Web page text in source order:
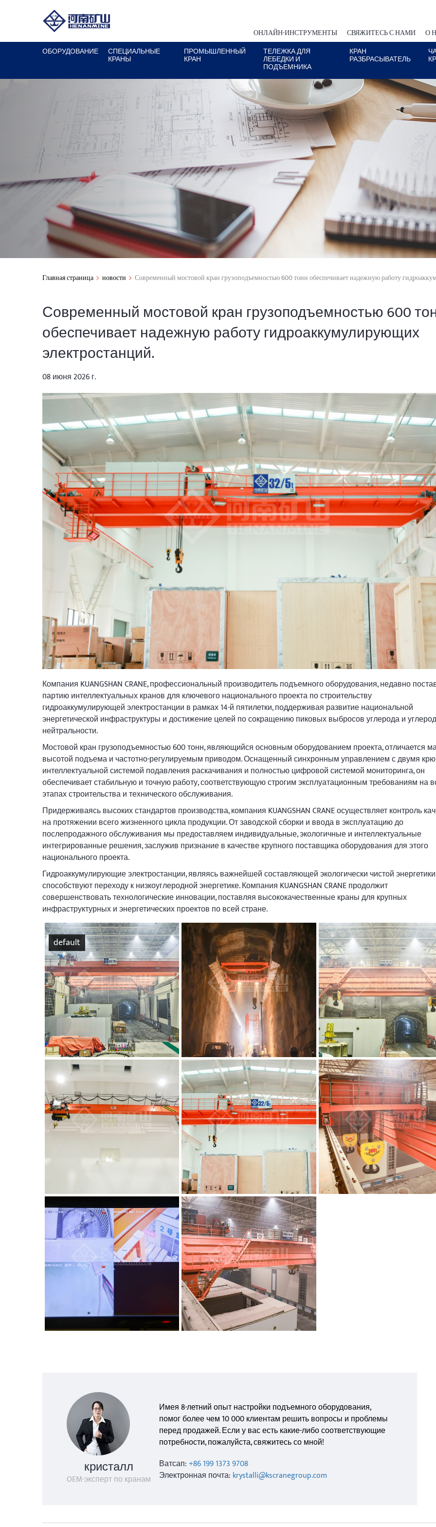
ОНЛАЙН-ИНСТРУМЕНТЫ СВЯЖИТЕСЬ С НАМИ
О
ОБОРУДОВАНИЕ
СПЕЦИАЛЬНЫЕ
КРАНЫ
ПРОМЫШЛЕННЫЙ
КРАН
ТЕЛЕЖКА ДЛЯ
ЛЕБЕДКИ И
ПОДЪЕМНИКА
КРАН
РАЗБРАСЫВАТЕЛЬ
Главная страница новости Современный мостовой кран грузоподъемностью 600 тонн обеспечивает надежную работу
Современный мостовой кран грузоподъемностью 600
обеспечивает надежную работу гидроаккумулирующих
электростанций.
08 июня 2026 г.
Компания KUANGSHAN CRANE, профессиональный производитель подъемного оборудования, недавно
партию интеллектуальных кранов для ключевого национального проекта по строительству
гидроаккумулирующей электростанции в рамках 14-й пятилетки, поддерживая развитие национальной
энергетической инфраструктуры и достижение целей по сокращению пиковых выбросов углерода и
нейтральности.
Мостовой кран грузоподъемностью 600 тонн, являющийся основным оборудованием проекта, отличается
высотой подъема и частотно-регулируемым приводом. Оснащенный синхронным управлением с двумя
интеллектуальной системой подавления раскачивания и полностью цифровой системой мониторинга, он
обеспечивает стабильную и точную работу, соответствующую строгим эксплуатационным требованиям на
этапах строительства и технического обслуживания.
Придерживаясь высоких стандартов производства, компания KUANGSHAN CRANE осуществляет контроль
на протяжении всего жизненного цикла продукции. От заводской сборки и ввода в эксплуатацию до
послепродажного обслуживания мы предоставляем индивидуальные, экологичные и интеллектуальные
интегрированные решения, заслужив признание в качестве крупного поставщика оборудования для этого
национального проекта.
Гидроаккумулирующие электростанции, являясь важнейшей составляющей экологически чистой энергетики,
способствуют переходу к низкоуглеродной энергетике. Компания KUANGSHAN CRANE продолжит
совершенствовать технологические инновации, поставляя высококачественные краны для крупных
инфраструктурных и энергетических проектов по всей стране.
default
кристалл
OEM-эксперт по кранам
Имея 8-летний опыт настройки подъемного оборудования,
помог более чем 10 000 клиентам решить вопросы и проблемы
перед продажей. Если у вас есть какие-либо соответствующие
потребности, пожалуйста, свяжитесь со мной!
Ватсап:+86 199 1373 9708
Электронная почта: krystalli@kscranegroup.com